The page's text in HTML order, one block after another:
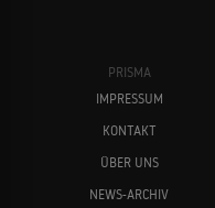
PRISMA
IMPRESSUM
KONTAKT
ÜBER UNS
NEWS-ARCHIV